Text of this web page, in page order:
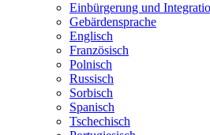
Einbürgerung und
Gebärdensprache
Englisch
Französisch
Polnisch
Russisch
Sorbisch
Spanisch
Tschechisch